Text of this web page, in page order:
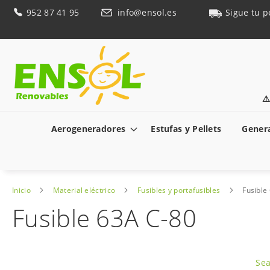
Ir
952 87 41 95 info@ensol.es
Sigue tu
⚠️
Aerogeneradores Estufas y Pellets
Inicio Material eléctrico Fusibles y portafusibles Fusible
Fusible 63A C-80